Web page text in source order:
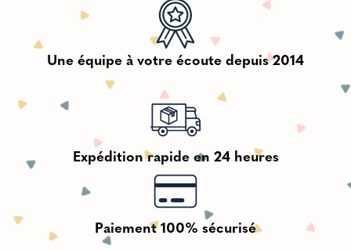
Une équipe à votre écoute depuis 2014
Expédition rapide en 24 heures
Paiement 100% sécurisé